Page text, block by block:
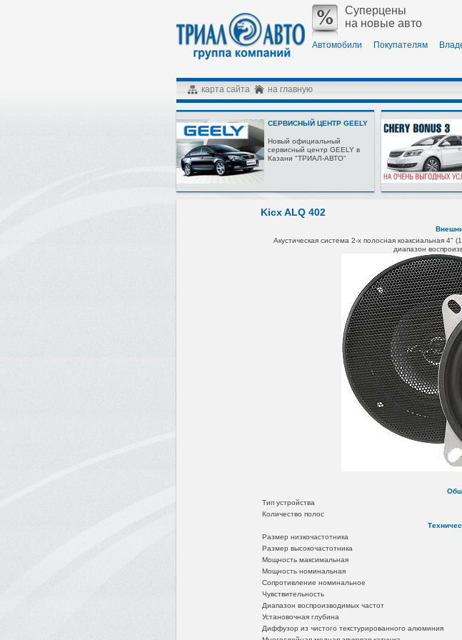
Суперцены
на новые авто
Автомобили Покупателям
карта сайта на главную
СЕРВИСНЫЙ ЦЕНТР GEELY
Новый официальный
сервисный центр GEELY в
Казани "ТРИАЛ-АВТО"
Kicx ALQ 402
Акустическая система 2-х полосная коаксиальная 4"
диапазон
Тип устройства
Количество полос
Размер низкочастотника
Размер высокочастотника
Мощность максимальная
Мощность номинальная
Сопротивление номинальное
Чувствительность
Диапазон воспроизводимых частот
Установочная глубина
Диффузор из чистого текстурированного алюминия